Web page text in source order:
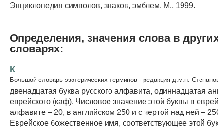
Энциклопедия символов, знаков, эмблем. М., 1999.
Определения, значения слова в
словарях:
К
Большой словарь эзотерических терминов - редакция д.м.н.
двенадцатая буква русского алфавита, одиннадцатая
еврейского (каф). Числовое значение этой буквы в
алфавите – 20, в английском 250 и с чертой над ней –
Еврейское божественное имя, соответствующее этой